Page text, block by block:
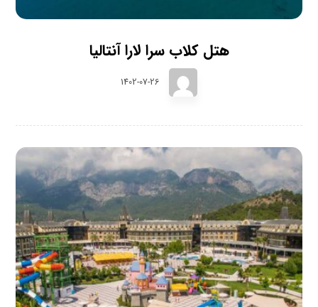
هتل کلاب سرا لارا آنتالیا
1402-07-26